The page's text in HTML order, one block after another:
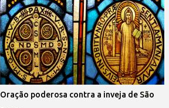
Oração poderosa contra a inveja de São